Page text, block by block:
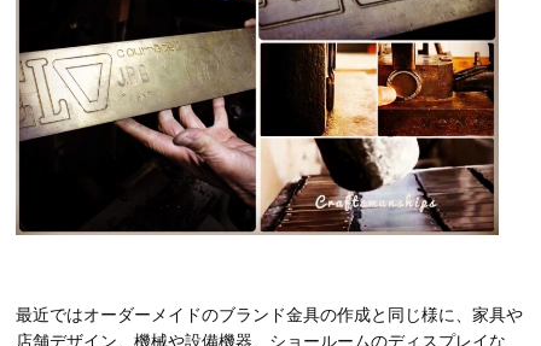
最近ではオーダーメイドのブランド金具の作成と同じ様に、家具や
店舗デザイン、機械や設備機器、ショールームのディスプレイな